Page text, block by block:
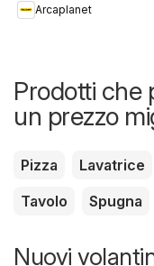
Arcaplanet
Prodotti che
un prezzo
Pizza Lavatrice
Tavolo
Spugna
Nuovi